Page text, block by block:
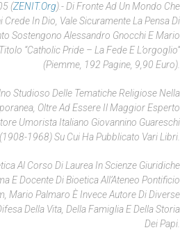
(ZENIT.org).- Di Fronte Ad Un Mondo Che
In Dio, Vale Sicuramente La Pensa Di
Sostengono Alessandro Gnocchi E Mario
“Catholic Pride – La Fede E L’orgoglio”
(Piemme, 192 Pagine, 9,90 Euro).
Studioso Delle Tematiche Religiose Nella
Oltre Ad Essere Il Maggior Esperto
Umorista Italiano Giovannino Guareschi
(1908-1968) Su Cui Ha Pubblicato Vari Libri.
Al Corso Di Laurea In Scienze Giuridiche
E Docente Di Bioetica All’Ateneo Pontificio
, Mario Palmaro È Invece Autore Di Diverse
Della Vita, Della Famiglia E Della Storia
Dei Papi.